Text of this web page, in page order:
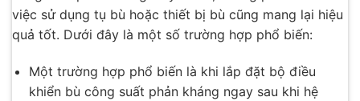
việc sử dụng tụ bù hoặc thiết bị bù cũng mang lại hiệu
quả tốt. Dưới đây là một số trường hợp phổ biến:
Một trường hợp phổ biến là khi lắp đặt bộ điều
khiển bù công suất phản kháng ngay sau khi hệ